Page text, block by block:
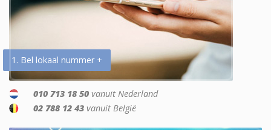
1. Bel lokaal nummer +
010 713 18 50 vanuit Nederland
02 788 12 43 vanuit België